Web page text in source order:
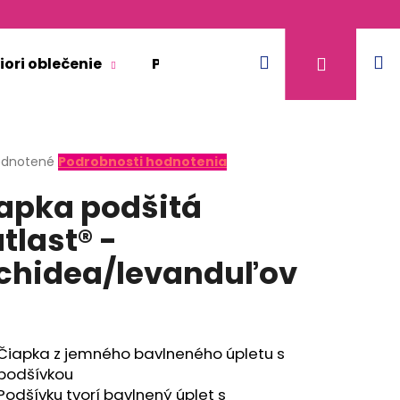
oblečenie Pre dospelých Doplnkový
Hľadať
Podrobnosti hodnotenia
podšitá
-
levanduľov
z jemného bavlneného úpletu s
tvorí bavlnený úplet s
TENKÉ VÝSTRIH U